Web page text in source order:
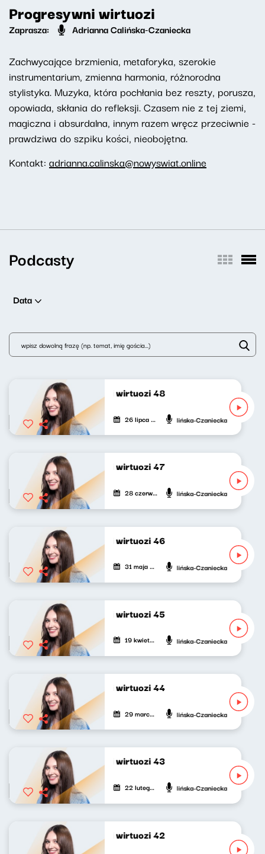
Progresywni wirtuozi
Zaprasza: Adrianna Calińska-Czaniecka
Zachwycające brzmienia, metaforyka, szerokie
instrumentarium, zmienna harmonia, różnorodna
stylistyka. Muzyka, która pochłania bez reszty, porusza,
opowiada, skłania do refleksji. Czasem nie z tej ziemi,
magiczna i absurdalna, innym razem wręcz przeciwnie -
prawdziwa do szpiku kości, nieobojętna.
Kontakt: adrianna.calinska@nowyswiat.online
Podcasty
Data
Progresywni wirtuozi 48
26 lipca 2026
Adrianna Calińska-Czaniecka
Progresywni wirtuozi 47
28 czerwca 2026
Adrianna Calińska-Czaniecka
Progresywni wirtuozi 46
31 maja 2026
Adrianna Calińska-Czaniecka
Progresywni wirtuozi 45
19 kwietnia 2026
Adrianna Calińska-Czaniecka
Progresywni wirtuozi 44
29 marca 2026
Adrianna Calińska-Czaniecka
Progresywni wirtuozi 43
22 lutego 2026
Adrianna Calińska-Czaniecka
Progresywni wirtuozi 42